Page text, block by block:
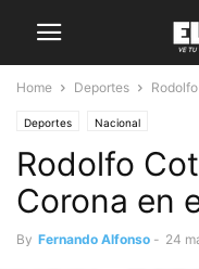
Home Deportes
Deportes Nacional
Rodolfo
Corona en
By Fernando Alfonso - 24